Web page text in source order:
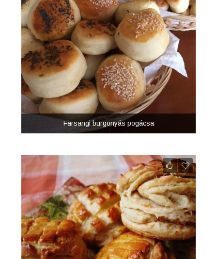
Farsangi burgonyás pogácsa